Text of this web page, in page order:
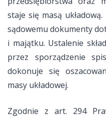
staje się masą
sądowemu dokumenty
i majątku. Ustalenie
przez sporządzenie
dokonuje się
masy układowej.
Zgodnie z art. 294